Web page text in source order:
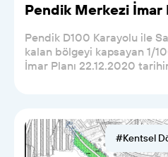
Pendik Merkezi İmar
Pendik D100 Karayolu ile
kalan bölgeyi kapsayan 1/
İmar Planı 22.12.2020
#Kentsel